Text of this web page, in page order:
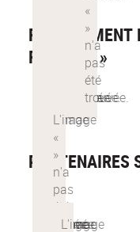
FINANCEMENT
RÉSONNE »
PARTENAIRES